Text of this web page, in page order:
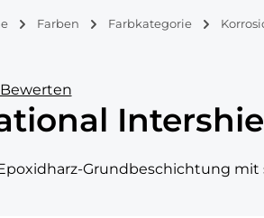
Farben Farbkategorie
Bewertung von 0 von 5 Sternen
Bewerten
Grundbeschichtung